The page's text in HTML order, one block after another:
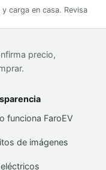
carga en casa. Revisa
precio,
funciona FaroEV
de imágenes